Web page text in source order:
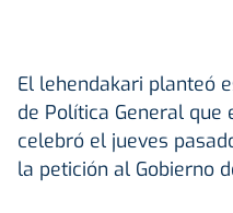
El lehendakari planteó
de Política General
celebró el jueves
la petición al Gobierno